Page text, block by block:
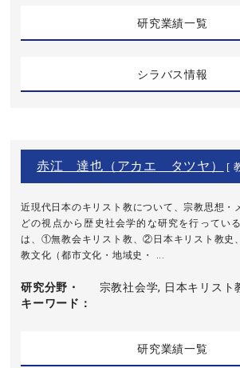
研究業績一覧
シラバス情報
赤江 達也（アカエ タツヤ） [
近現代日本のキリスト教について、宗教思想・
どの視点から歴史社会学的な研究を行ってい
は、①無教会キリスト教、②日本キリスト教史
教文化（都市文化・地域史・ ...
研究分野・
キーワード
宗教社会学, 日本キリスト
研究業績一覧